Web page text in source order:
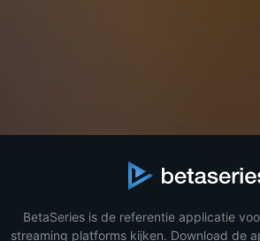
BetaSeries is de referentie applicatie
streaming platforms kijken. Download de